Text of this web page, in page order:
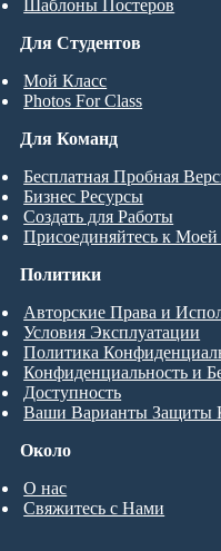
Для Студентов
Мой Класс
Photos For Class
Шаблоны Постеров
Для Команд
Бесплатная Пробная
Бизнес Ресурсы
Создать для Работы
Присоединяйтесь к
Около
О нас
Свяжитесь с Нами
Политики
Авторские Права и
Условия Эксплуатации
Политика
Конфиденциальность и
Доступность
Ваши Варианты Защиты